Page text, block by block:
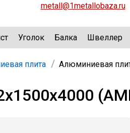
metall@1metallobaza.ru
Уголок Балка Швеллер
плита Алюминиевая